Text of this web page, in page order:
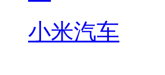
小米汽车